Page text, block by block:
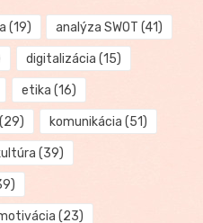
(19) analýza SWOT (41)
digitalizácia (15)
etika (16)
komunikácia (51)
(39)
(23)